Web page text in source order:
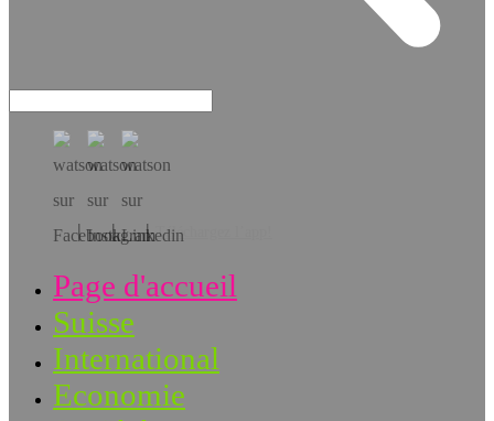
Téléchargez l’app!
Page d'accueil
Suisse
International
Economie